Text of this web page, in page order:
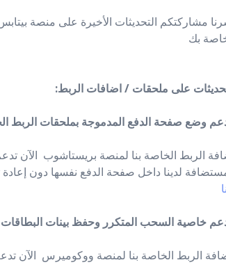
بك
على ملحقات / اضافات الربط
الربط الخاصة بنا لمنصة بريستاشوب الآن
لدينا داخل صفحة الدفع نفسها دون إعادة